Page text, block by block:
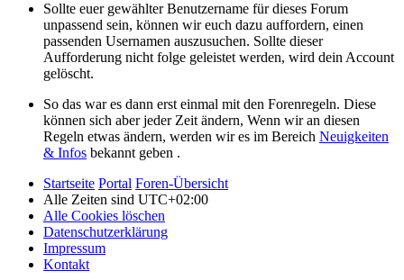
Sollte euer gewählter Benutzername für dieses Forum
unpassend sein, können wir euch dazu auffordern, einen
passenden Usernamen auszusuchen. Sollte dieser
Aufforderung nicht folge geleistet werden, wird dein Account
gelöscht.
So das war es dann erst einmal mit den Forenregeln. Diese
können sich aber jeder Zeit ändern, Wenn wir an diesen
Regeln etwas ändern, werden wir es im Bereich Neuigkeiten
& Infos bekannt geben .
Startseite Portal Foren-Übersicht
Alle Zeiten sind UTC+02:00
Alle Cookies löschen
Datenschutzerklärung
Impressum
Kontakt